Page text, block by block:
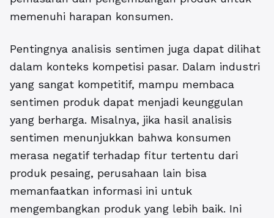
memenuhi harapan konsumen.
Pentingnya analisis sentimen juga dapat dilihat
dalam konteks kompetisi pasar. Dalam industri
yang sangat kompetitif, mampu membaca
sentimen produk dapat menjadi keunggulan
yang berharga. Misalnya, jika hasil analisis
sentimen menunjukkan bahwa konsumen
merasa negatif terhadap fitur tertentu dari
produk pesaing, perusahaan lain bisa
memanfaatkan informasi ini untuk
mengembangkan produk yang lebih baik. Ini